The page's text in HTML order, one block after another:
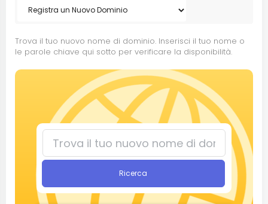
Trova il tuo nuovo nome di dominio. Inserisci il tuo nome o
le parole chiave qui sotto per verificare la disponibilità.
Ricerca